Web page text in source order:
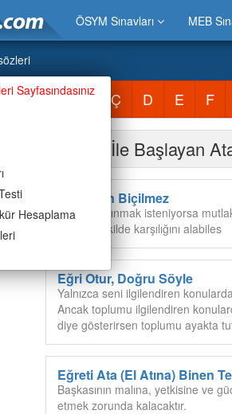
ÖSYM Sınavları MEB
Sayfasındasınız
Hesaplama
A B C Ç D E F
E Harfi İle Başlayan
Ekmeden Biçilmez
1. Verim alınmak isteniyorsa
benzer şekilde karşılığını alabiles
Eğri Otur, Doğru Söyle
Yalnızca seni ilgilendiren
Ancak toplumu ilgilendiren
diye gösterirsen toplumu ayakta
Eğreti Ata (El Atına) Binen
Başkasının malına, yetkisine ve
etmek zorunda kalacaktır.